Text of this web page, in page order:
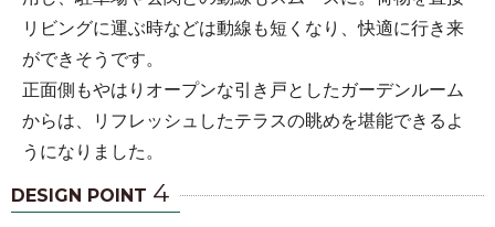
リビングに運ぶ時などは動線も短くなり、快適に行き来
ができそうです。
正面側もやはりオープンな引き戸としたガーデンルーム
からは、リフレッシュしたテラスの眺めを堪能できるよ
うになりました。
DESIGN POINT 4